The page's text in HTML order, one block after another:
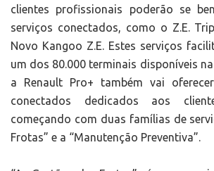
clientes profissionais poderão se
serviços conectados, como o Z.E.
Novo Kangoo Z.E. Estes serviços
um dos 80.000 terminais disponíveis
a Renault Pro+ também vai
conectados dedicados aos
começando com duas famílias de
Frotas” e a “Manutenção Preventiva”.